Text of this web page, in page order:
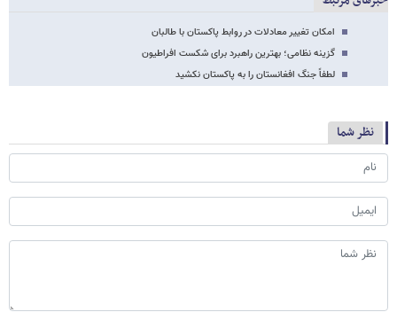
امکان تغییر معادلات در روابط پاکستان با طالبان
گزینه نظامی؛ بهترین راهبرد برای شکست افراطیون
لطفاً جنگ افغانستان را به پاکستان نکشید
نظر شما